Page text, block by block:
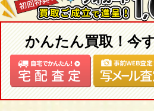
かんたん買取！今